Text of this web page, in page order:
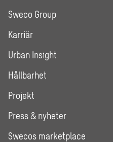
Sweco Group
Karriär
Urban Insight
Hållbarhet
Projekt
Press & nyheter
Swecos marketplace